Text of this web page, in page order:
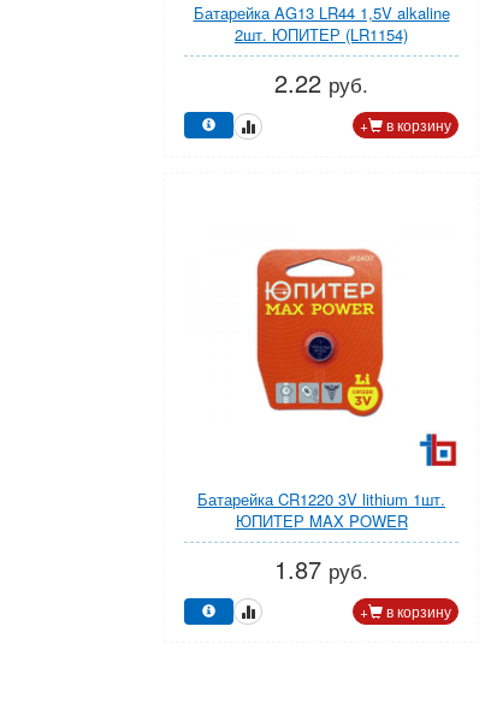
Батарейка AG13 LR44 1,5V alkaline
2шт. ЮПИТЕР (LR1154)
2.22 руб.
+ в корзину
Батарейка CR1220 3V lithium 1шт.
ЮПИТЕР MAX POWER
1.87 руб.
+ в корзину